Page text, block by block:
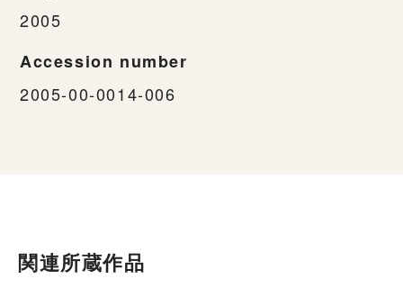
2005
Accession number
2005-00-0014-006
関連所蔵作品